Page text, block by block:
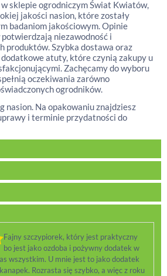
sklepie ogrodniczym Świat Kwiatów,
jakości nasion, które zostały
badaniom jakościowym. Opinie
niezawodność i
produktów. Szybka dostawa oraz
atuty, które czynią zakupy u
Zachęcamy do wyboru
oczekiwania zarówno
ogrodników.
nasion. Na opakowaniu znajdziesz
i terminie przydatności do
Fajny szczypiorek, który jest praktyczny
bo jest jako ozdoba i pożywny dodatek w
wszystkim. U mnie jest to jako dodatek
Rozrasta się szybko, a więc z roku